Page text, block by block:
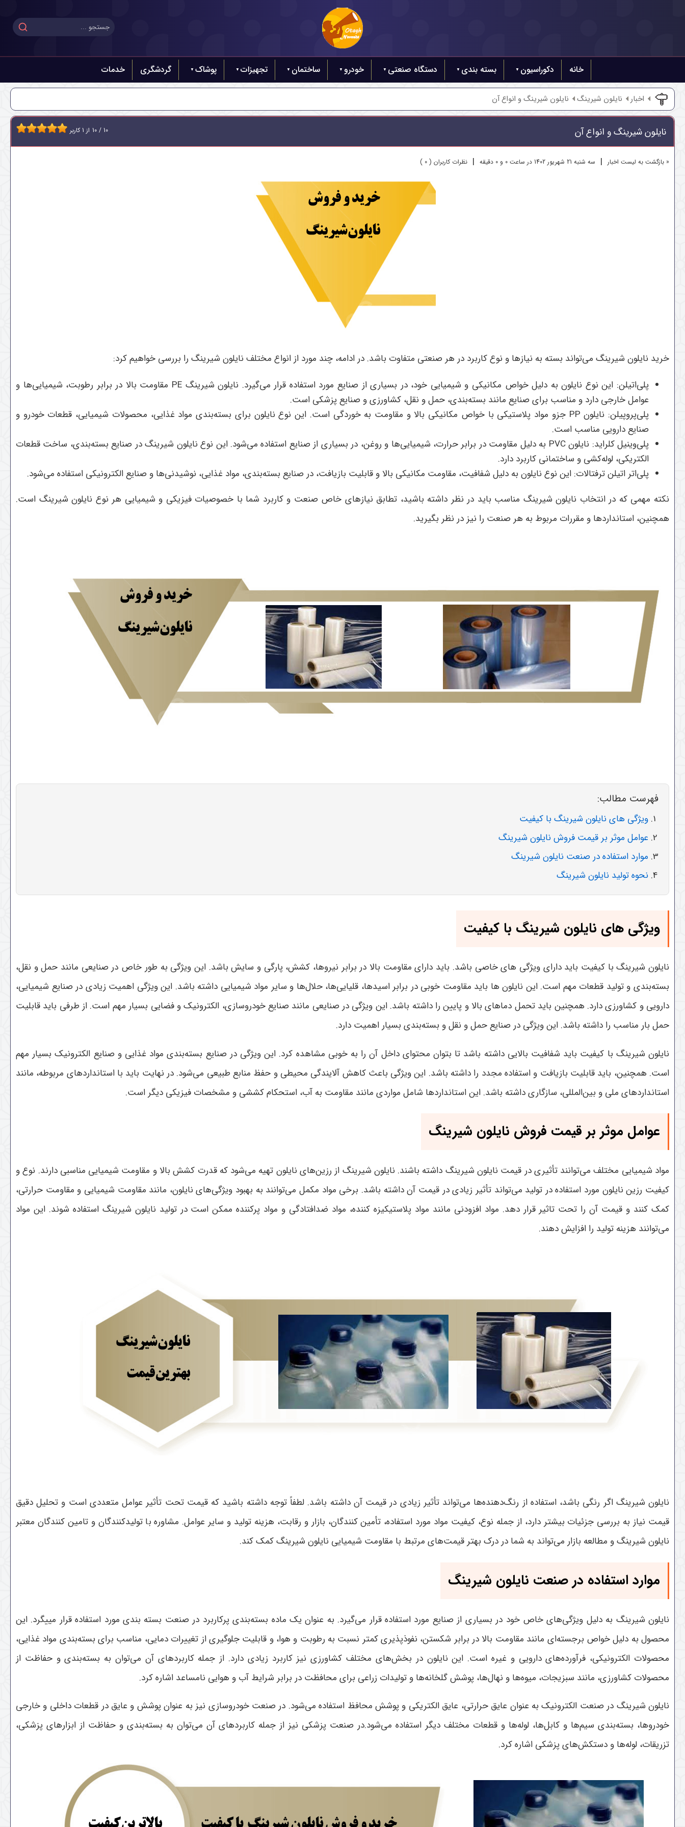
خانه دکوراسیون بسته بندی دستگاه صنعتی خودرو ساختمان تجهیزات پوشاک گردشگری خدمات
اخبار نایلون شیرینگ نایلون شیرینگ و انواع آن
نایلون شیرینگ و انواع آن 10 / 10 از 1 کاربر
« بازگشت به لیست اخبار | سه شنبه 21 شهريور 1402 در ساعت 0 و 0 دقیقه | نظرات کاربران ( 0 )
خرید نایلون شیرینگ می‌تواند بسته به نیازها و نوع کاربرد در هر صنعتی متفاوت باشد. در ادامه، چند مورد از انواع مختلف نایلون شیرینگ را بررسی خواهیم کرد:
پلی‌اتیلن: این نوع نایلون به دلیل خواص مکانیکی و شیمیایی خود، در بسیاری از صنایع مورد استفاده قرار می‌گیرد. نایلون شیرینگ PE مقاومت بالا در برابر رطوبت، شیمیایی‌ها و
عوامل خارجی دارد و مناسب برای صنایع مانند بسته‌بندی، حمل و نقل، کشاورزی و صنایع پزشکی است.
پلی‌پروپیلن: نایلون PP جزو مواد پلاستیکی با خواص مکانیکی بالا و مقاومت به خوردگی است. این نوع نایلون برای بسته‌بندی مواد غذایی، محصولات شیمیایی، قطعات خودرو و
صنایع دارویی مناسب است.
پلی‌وینیل کلراید: نایلونPVC به دلیل مقاومت در برابر حرارت، شیمیایی‌ها و روغن، در بسیاری از صنایع استفاده می‌شود. این نوع نایلون شیرینگ در صنایع بسته‌بندی، ساخت قطعات
الکتریکی، لوله‌کشی و ساختمانی کاربرد دارد.
پلی‌اتر اتیلن ترفتالات: این نوع نایلون به دلیل شفافیت، مقاومت مکانیکی بالا و قابلیت بازیافت، در صنایع بسته‌بندی، مواد غذایی، نوشیدنی‌ها و صنایع الکترونیکی استفاده می‌شود.
نکته مهمی که در انتخاب نایلون شیرینگ مناسب باید در نظر داشته باشید، تطابق نیازهای خاص صنعت و کاربرد شما با خصوصیات فیزیکی و شیمیایی هر نوع نایلون شیرینگ است.
همچنین، استانداردها و مقررات مربوط به هر صنعت را نیز در نظر بگیرید.
فهرست مطالب:
ویژگی های نایلون شیرینگ با کیفیت
عوامل موثر بر قیمت فروش نایلون شیرینگ
موارد استفاده در صنعت نایلون شیرینگ
نحوه تولید نایلون شیرینگ
ویژگی های نایلون شیرینگ با کیفیت
نایلون شیرینگ با کیفیت باید دارای ویژگی های خاصی باشد. باید دارای مقاومت بالا در برابر نیروها، کشش، پارگی و سایش باشد. این ویژگی به طور خاص در صنایعی مانند حمل و نقل،
بسته‌بندی و تولید قطعات مهم است. این نایلون ها باید مقاومت خوبی در برابر اسیدها، قلیایی‌ها، حلال‌ها و سایر مواد شیمیایی داشته باشد. این ویژگی اهمیت زیادی در صنایع شیمیایی،
دارویی و کشاورزی دارد. همچنین باید تحمل دماهای بالا و پایین را داشته باشد. این ویژگی در صنایعی مانند صنایع خودروسازی، الکترونیک و فضایی بسیار مهم است. از طرفی باید قابلیت
حمل بار مناسب را داشته باشد. این ویژگی در صنایع حمل و نقل و بسته‌بندی بسیار اهمیت دارد.
نایلون شیرینگ با کیفیت باید شفافیت بالایی داشته باشد تا بتوان محتوای داخل آن را به خوبی مشاهده کرد. این ویژگی در صنایع بسته‌بندی مواد غذایی و صنایع الکترونیک بسیار مهم
است. همچنین، باید قابلیت بازیافت و استفاده مجدد را داشته باشد. این ویژگی باعث کاهش آلایندگی محیطی و حفظ منابع طبیعی می‌شود. در نهایت باید با استانداردهای مربوطه، مانند
استانداردهای ملی و بین‌المللی، سازگاری داشته باشد. این استانداردها شامل مواردی مانند مقاومت به آب، استحکام کششی و مشخصات فیزیکی دیگر است.
عوامل موثر بر قیمت فروش نایلون شیرینگ
مواد شیمیایی مختلف می‌توانند تأثیری در قیمت نایلون شیرینگ داشته باشند. نایلون شیرینگ از رزین‌های نایلون تهیه می‌شود که قدرت کشش بالا و مقاومت شیمیایی مناسبی دارند. نوع و
کیفیت رزین نایلون مورد استفاده در تولید می‌تواند تأثیر زیادی در قیمت آن داشته باشد. برخی مواد مکمل می‌توانند به بهبود ویژگی‌های نایلون، مانند مقاومت شیمیایی و مقاومت حرارتی،
کمک کنند و قیمت آن را تحت تاثیر قرار دهد. مواد افزودنی مانند مواد پلاستیکیزه کننده، مواد ضدافتادگی و مواد پرکننده ممکن است در تولید نایلون شیرینگ استفاده شوند. این مواد
می‌توانند هزینه تولید را افزایش دهند.
نایلون شیرینگ اگر رنگی باشد، استفاده از رنگ‌دهنده‌ها می‌تواند تأثیر زیادی در قیمت آن داشته باشد. لطفاً توجه داشته باشید که قیمت تحت تأثیر عوامل متعددی است و تحلیل دقیق
قیمت نیاز به بررسی جزئیات بیشتر دارد، از جمله نوع، کیفیت مواد مورد استفاده، تأمین کنندگان، بازار و رقابت، هزینه تولید و سایر عوامل. مشاوره با تولیدکنندگان و تامین کنندگان معتبر
نایلون شیرینگ و مطالعه بازار می‌تواند به شما در درک بهتر قیمت‌های مرتبط با مقاومت شیمیایی نایلون شیرینگ کمک کند.
موارد استفاده در صنعت نایلون شیرینگ
نایلون شیرینگ به دلیل ویژگی‌های خاص خود در بسیاری از صنایع مورد استفاده قرار می‌گیرد. به عنوان یک ماده بسته‌بندی پرکاربرد در صنعت بسته بندی مورد استفاده قرار مییگرد. این
محصول به دلیل خواص برجسته‌ای مانند مقاومت بالا در برابر شکستن، نفوذپذیری کمتر نسبت به رطوبت و هوا، و قابلیت جلوگیری از تغییرات دمایی، مناسب برای بسته‌بندی مواد غذایی،
محصولات الکترونیکی، فرآورده‌های دارویی و غیره است. این نایلون در بخش‌های مختلف کشاورزی نیز کاربرد زیادی دارد. از جمله کاربردهای آن می‌توان به بسته‌بندی و حفاظت از
محصولات کشاورزی، مانند سبزیجات، میوه‌ها و نهال‌ها، پوشش گلخانه‌ها و تولیدات زراعی برای محافظت در برابر شرایط آب و هوایی نامساعد اشاره کرد.
نایلون شیرینگ در صنعت الکترونیک به عنوان عایق حرارتی، عایق الکتریکی و پوشش محافظ استفاده می‌شود. در صنعت خودروسازی نیز به عنوان پوشش و عایق در قطعات داخلی و خارجی
خودروها، بسته‌بندی سیم‌ها و کابل‌ها، لوله‌ها و قطعات مختلف دیگر استفاده می‌شود.در صنعت پزشکی نیز از جمله کاربردهای آن می‌توان به بسته‌بندی و حفاظت از ابزارهای پزشکی،
تزریقات، لوله‌ها و دستکش‌های پزشکی اشاره کرد.